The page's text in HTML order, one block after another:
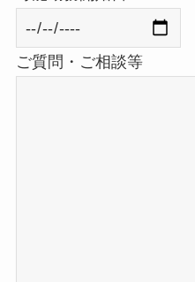
ご質問・ご相談等